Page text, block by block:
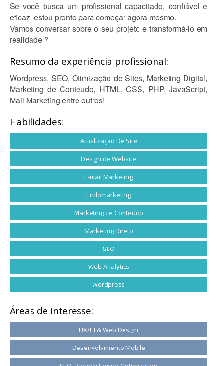
Se você busca um profissional capacitado, confiável e
eficaz, estou pronto para começar agora mesmo.
Vamos conversar sobre o seu projeto e transformá-lo em
realidade ?
Resumo da experiência profissional:
Wordpress, SEO, Otimização de Sites, Marketing Digital,
Marketing de Conteudo, HTML, CSS, PHP, JavaScript,
Mail Marketing entre outros!
Habilidades:
Atualização De Site
Design de Website
E-mail Marketing
Endomarketing
Marketing de Conteúdo
Marketing Direto
SEO
Web Analytics
Wordpress
Áreas de interesse:
UX/UI & Web Design
Desenvolvimento Mobile